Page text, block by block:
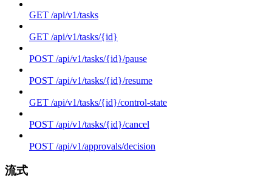
GET /api/v1/tasks
GET /api/v1/tasks/{id}
POST /api/v1/tasks/{id}/pause
POST /api/v1/tasks/{id}/resume
GET /api/v1/tasks/{id}/control-state
POST /api/v1/tasks/{id}/cancel
POST /api/v1/approvals/decision
流式